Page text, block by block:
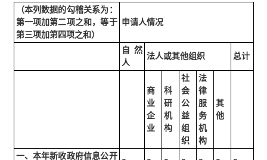
（本列数据的勾稽关系为：
第一项加第二项之和，等于
第三项加第四项之和）
申请人情况
自然
人
法人或其他组织 总计
商
业
企
业
科
研
机
构
社
会
公
益
组
织
法
律
服
务
机
构
其
他
一、本年新收政府信息公开